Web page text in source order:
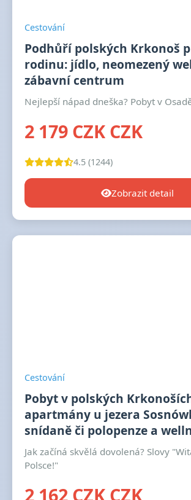
Cestování
Podhůří polských Krkonoš
rodinu: jídlo, neomezený
zábavní centrum
Nejlepší nápad dneška? Pobyt v
2 179 CZK CZK
4.5 (1244)
Zobrazit detail
Cestování
Pobyt v polských
apartmány u jezera
snídaně či polopenze a
Jak začíná skvělá dovolená? Slovy
Polsce!"
2 162 CZK CZK